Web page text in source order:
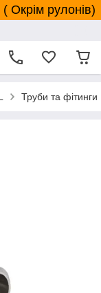
Окрім рулонів)
Труби та фітинги